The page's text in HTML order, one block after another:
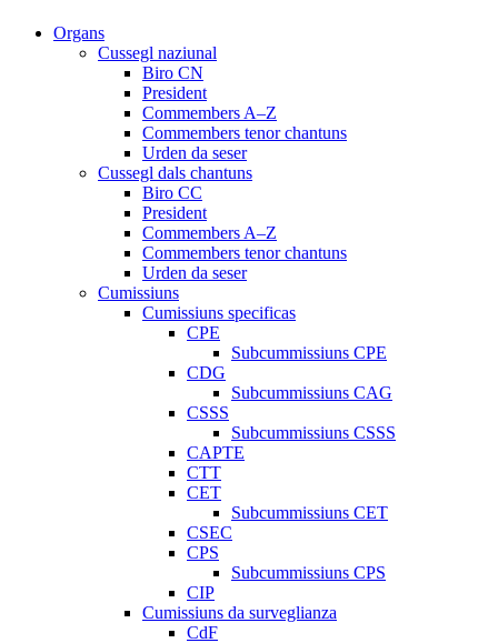
Organs
Cussegl naziunal
Biro CN
President
Commembers A–Z
Commembers tenor chantuns
Urden da seser
Cussegl dals chantuns
Biro CC
President
Commembers A–Z
Commembers tenor chantuns
Urden da seser
Cumissiuns
Cumissiuns specificas
CPE
Subcummissiuns CPE
CDG
Subcummissiuns CAG
CSSS
Subcummissiuns CSSS
CAPTE
CTT
CET
Subcummissiuns CET
CSEC
CPS
Subcummissiuns CPS
CIP
Cumissiuns da surveglianza
CdF